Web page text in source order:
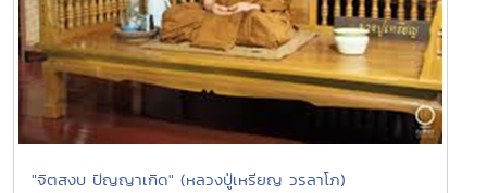
"จิตสงบ ปัญญาเกิด" (หลวงปู่เหรียญ วรลาโภ)